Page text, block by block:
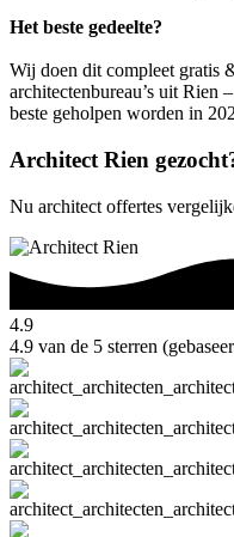
Het beste gedeelte?
Wij doen dit compleet gratis
architectenbureau’s uit Rien –
beste geholpen worden in
Architect Rien
Nu architect offertes
4.9
4.9 van de 5 sterren